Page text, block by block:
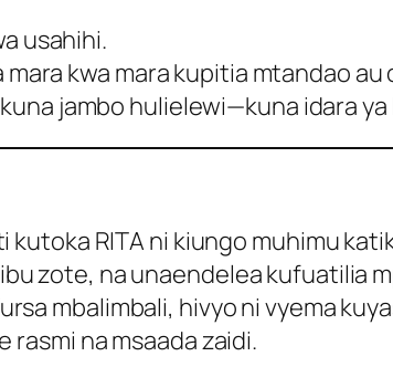
usahihi.
kwa mara kupitia mtandao au
jambo hulielewi—kuna idara
kutoka RITA ni kiungo muhimu
zote, na unaendelea kufuatilia
mbalimbali, hivyo ni vyema
rasmi na msaada zaidi.